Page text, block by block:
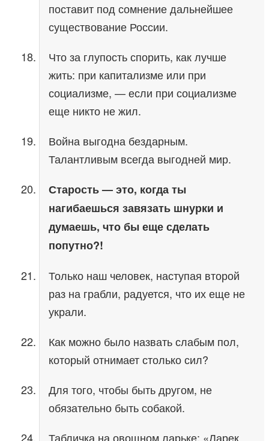
поставит под сомнение дальнейшее
существование России.
Что за глупость спорить, как лучше
жить: при капитализме или при
социализме, — если при социализме
еще никто не жил.
Война выгодна бездарным.
Талантливым всегда выгодней мир.
Старость — это, когда ты
нагибаешься завязать шнурки и
думаешь, что бы еще сделать
попутно?!
Только наш человек, наступая второй
раз на грабли, радуется, что их еще не
украли.
Как можно было назвать слабым пол,
который отнимает столько сил?
Для того, чтобы быть другом, не
обязательно быть собакой.
Табличка на овощном ларьке: «Ларек